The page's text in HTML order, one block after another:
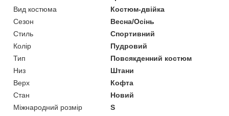
Вид костюма
Костюм-двійка
Сезон
Весна/Осінь
Стиль
Спортивний
Колір
Пудровий
Тип
Повсякденний костюм
Низ
Штани
Верх
Кофта
Стан
Новий
Міжнародний розмір
S